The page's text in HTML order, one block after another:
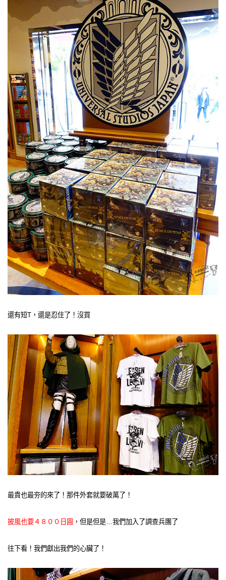
還有短T，還是忍住了！沒買
最貴也最夯的來了！那件外套就要破萬了！
披風也要４８００日圓 ，但是但是…我們加入了調查兵團了
往下看！我們獻出我們的心臟了！